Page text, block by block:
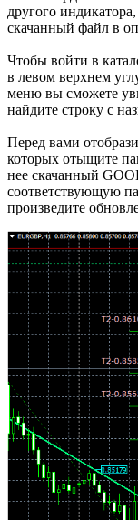
другого
скачанный файл в
Чтобы войти в
в левом верхнем
меню вы сможете
найдите строку с
Перед вами
которых отыщите
нее скачанный
соответствующую
произведите